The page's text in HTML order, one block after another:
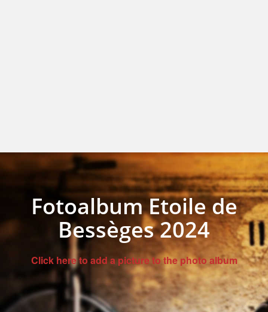
Fotoalbum Etoile de
Bessèges 2024
Click here to add a picture to the photo album